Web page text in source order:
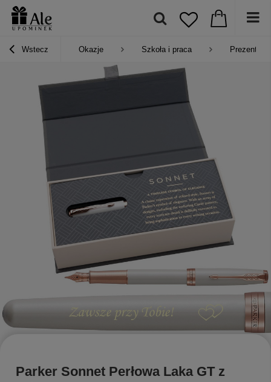
Wstecz Okazje Szkoła i praca Prezent
Parker Sonnet Perłowa Laka GT z